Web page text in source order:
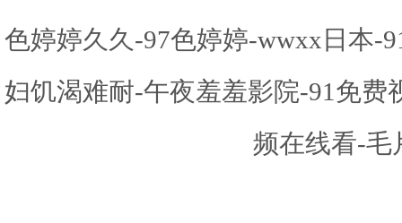
色婷婷久久-97色婷婷-wwxx日本-
妇饥渴难耐-午夜羞羞影院-91免
频在线看-毛